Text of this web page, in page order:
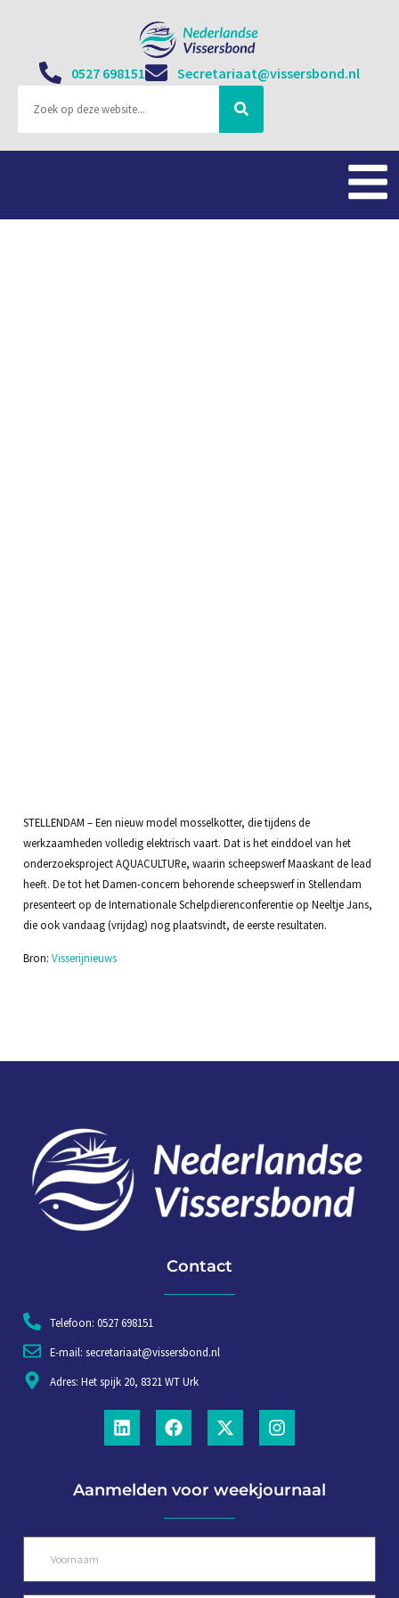
0527 698151 Secretariaat@vissersbond.nl
STELLENDAM – Een nieuw model mosselkotter, die tijdens de
werkzaamheden volledig elektrisch vaart. Dat is het einddoel van het
onderzoeksproject AQUACULTURe, waarin scheepswerf Maaskant de lead
heeft. De tot het Damen-concern behorende scheepswerf in Stellendam
presenteert op de Internationale Schelpdierenconferentie op Neeltje Jans,
die ook vandaag (vrijdag) nog plaatsvindt, de eerste resultaten.
Bron: Visserijnieuws
Contact
Telefoon: 0527 698151
E-mail: secretariaat@vissersbond.nl
Adres: Het spijk 20, 8321 WT Urk
Aanmelden voor weekjournaal